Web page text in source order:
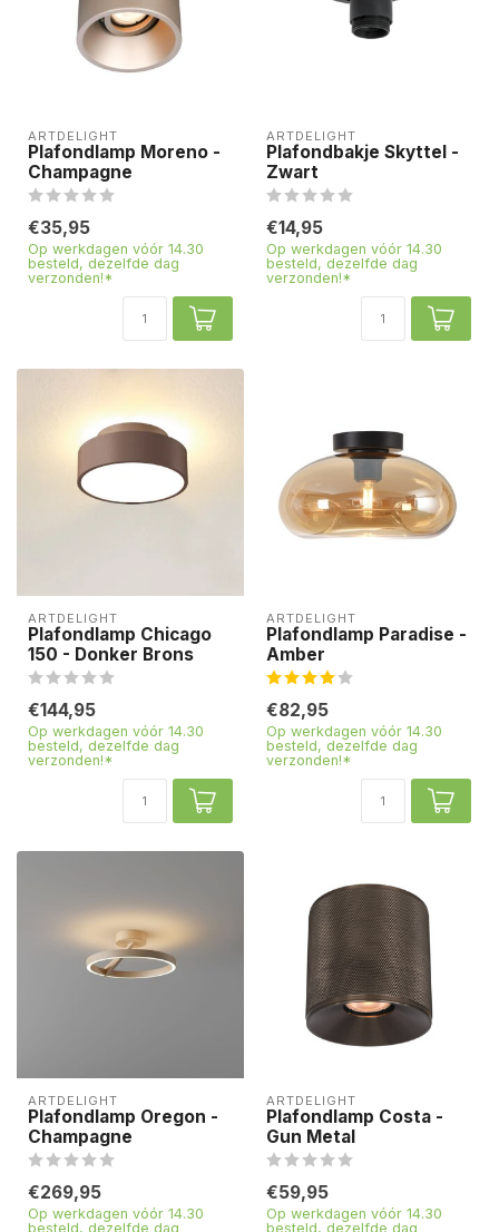
ARTDELIGHT
Plafondlamp Moreno -
Champagne
€35,95
Op werkdagen vóór 14.30
besteld, dezelfde dag
verzonden!*
ARTDELIGHT
Plafondbakje Skyttel -
Zwart
€14,95
Op werkdagen vóór 14.30
besteld, dezelfde dag
verzonden!*
ARTDELIGHT
Plafondlamp Chicago
150 - Donker Brons
€144,95
Op werkdagen vóór 14.30
besteld, dezelfde dag
verzonden!*
ARTDELIGHT
Plafondlamp Paradise -
Amber
€82,95
Op werkdagen vóór 14.30
besteld, dezelfde dag
verzonden!*
ARTDELIGHT
Plafondlamp Oregon -
Champagne
€269,95
Op werkdagen vóór 14.30
besteld, dezelfde dag
ARTDELIGHT
Plafondlamp Costa -
Gun Metal
€59,95
Op werkdagen vóór 14.30
besteld, dezelfde dag